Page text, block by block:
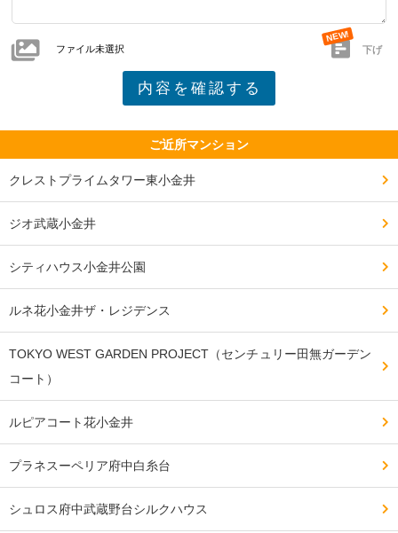
ファイル未選択 下げ
ご近所マンション
クレストプライムタワー東小金井
ジオ武蔵小金井
シティハウス小金井公園
ルネ花小金井ザ・レジデンス
TOKYO WEST GARDEN PROJECT（センチュリー田無ガーデン
コート）
ルピアコート花小金井
プラネスーペリア府中白糸台
シュロス府中武蔵野台シルクハウス